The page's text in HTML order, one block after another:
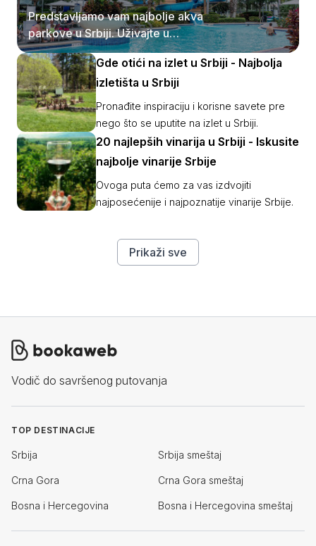
Predstavljamo vam najbolje akva
parkove u Srbiji. Uživajte u
pristupačnosti samih destinacija.
Gde otići na izlet u Srbiji - Najbolja
izletišta u Srbiji
Pronađite inspiraciju i korisne savete pre
nego što se uputite na izlet u Srbiji.
20 najlepših vinarija u Srbiji - Iskusite
najbolje vinarije Srbije
Ovoga puta ćemo za vas izdvojiti
najposećenije i najpoznatije vinarije Srbije.
Prikaži sve
Vodič do savršenog putovanja
TOP DESTINACIJE
Srbija Srbija smeštaj
Crna Gora Crna Gora smeštaj
Bosna i Hercegovina Bosna i Hercegovina smeštaj